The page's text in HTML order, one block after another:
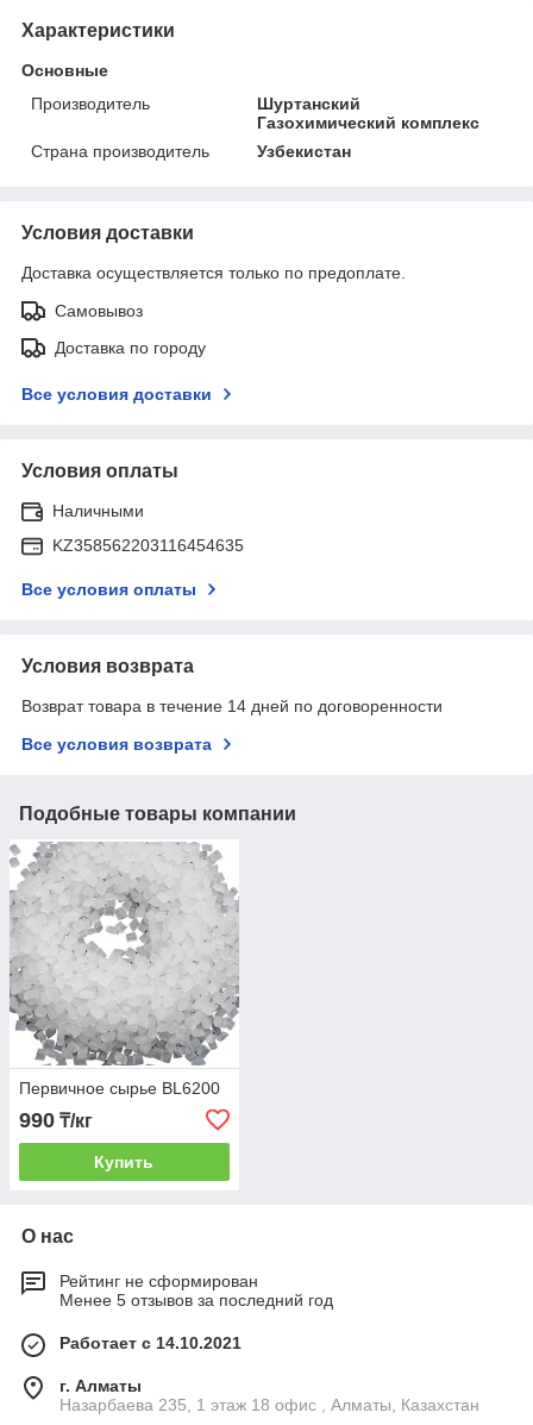
Характеристики
Основные
Производитель
Шуртанский
Газохимический комплекс
Страна производитель
Узбекистан
Условия доставки
Доставка осуществляется только по предоплате.
Самовывоз
Доставка по городу
Все условия доставки
Условия оплаты
Наличными
KZ358562203116454635
Все условия оплаты
Условия возврата
Возврат товара в течение 14 дней по договоренности
Все условия возврата
Подобные товары компании
Первичное сырье BL6200
990 ₸/кг
Купить
О нас
Рейтинг не сформирован
Менее 5 отзывов за последний год
Работает с 14.10.2021
г. Алматы
Назарбаева 235, 1 этаж 18 офис , Алматы, Казахстан